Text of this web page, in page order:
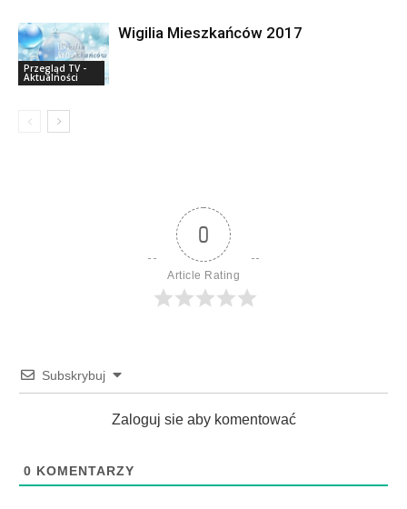
Przegląd TV -
Aktualności
Wigilia Mieszkańców 2017
0
Article Rating
Subskrybuj
Zaloguj sie aby komentować
0 KOMENTARZY